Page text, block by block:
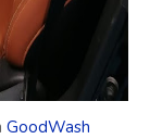
GoodWash